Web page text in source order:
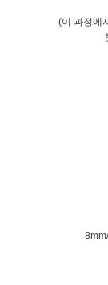
(이 과정에